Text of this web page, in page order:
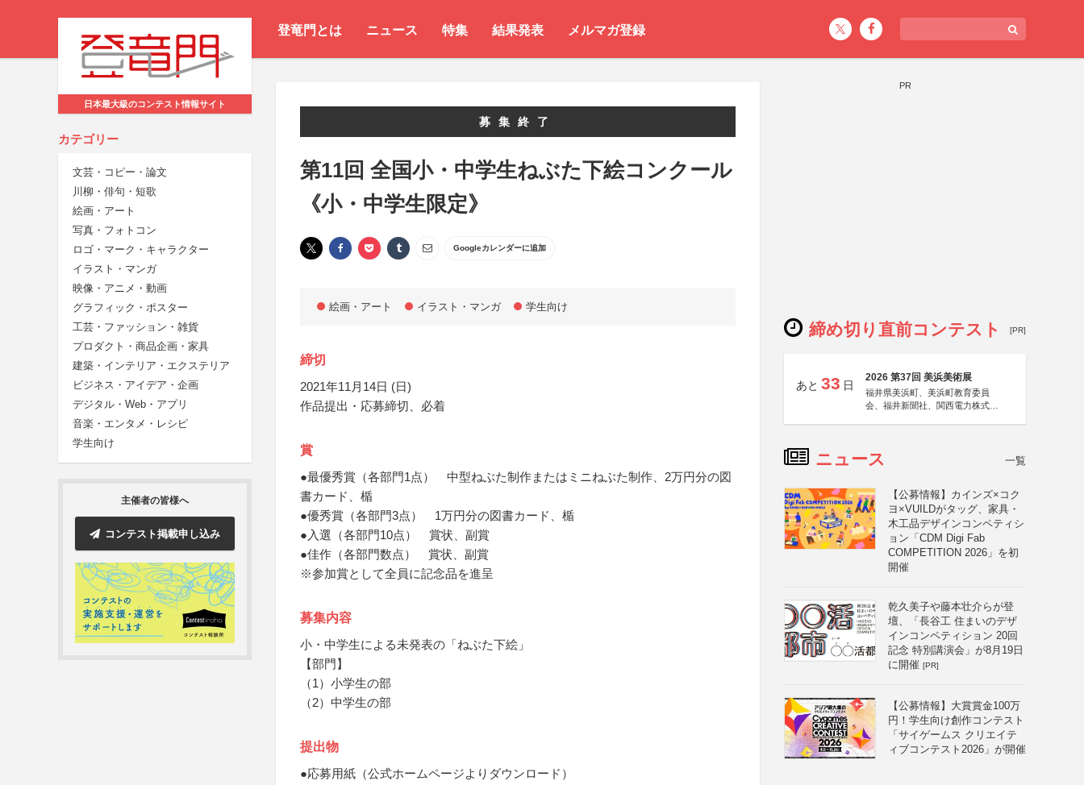
登竜門とは ニュース 特集 結果発表 メルマガ登録
日本最大級のコンテスト情報サイト
カテゴリー
文芸・コピー・論文
川柳・俳句・短歌
絵画・アート
写真・フォトコン
ロゴ・マーク・キャラクター
イラスト・マンガ
映像・アニメ・動画
グラフィック・ポスター
工芸・ファッション・雑貨
プロダクト・商品企画・家具
建築・インテリア・エクステリア
ビジネス・アイデア・企画
デジタル・Web・アプリ
音楽・エンタメ・レシピ
学生向け
主催者の皆様へ
コンテスト掲載申し込み
募集終了
第11回 全国小・中学生ねぶた下絵コンクール
《小・中学生限定》
Googleカレンダーに追加
絵画・アート イラスト・マンガ 学生向け
締切
2021年11月14日 (日)
作品提出・応募締切、必着
賞
●最優秀賞（各部門1点） 中型ねぶた制作またはミニねぶた制作、2万円分の図
書カード、楯
●優秀賞（各部門3点） 1万円分の図書カード、楯
●入選（各部門10点） 賞状、副賞
●佳作（各部門数点） 賞状、副賞
※参加賞として全員に記念品を進呈
募集内容
小・中学生による未発表の「ねぶた下絵」
【部門】
（1）小学生の部
（2）中学生の部
提出物
●応募用紙（公式ホームページよりダウンロード）
PR
締め切り直前コンテスト [PR]
あと 33 日
2026 第37回 美浜美術展
福井県美浜町、美浜町教育委員
会、福井新聞社、関西電力株式会
ニュース 一覧
【公募情報】カインズ×コク
ヨ×VUILDがタッグ、家具・
木工品デザインコンペティシ
ョン「CDM Digi Fab
COMPETITION 2026」を初
開催
乾久美子や藤本壮介らが登
壇、「長谷工 住まいのデザ
インコンペティション 20回
記念 特別講演会」が8月19日
に開催 [PR]
【公募情報】大賞賞金100万
円！学生向け創作コンテスト
「サイゲームス クリエイテ
ィブコンテスト2026」が開催